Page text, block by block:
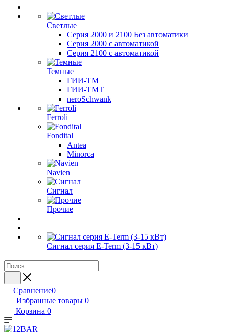
Светлые
Серия 2000 и 2100 Без автоматики
Серия 2000 с автоматикой
Серия 2100 с автоматикой
Темные
ГИИ-ТМ
ГИИ-ТМТ
neroSchwank
Ferroli
Fondital
Antea
Minorca
Navien
Сигнал
Прочие
Сигнал серия E-Term (3-15 кВт)
Сравнение0
Избранные товары 0
Корзина 0